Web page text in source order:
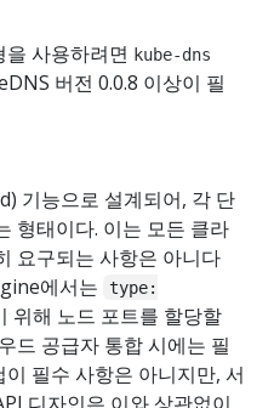
을 사용하려면 kube-dns
버전 0.0.8 이상이 필
기능으로 설계되어, 각 단
형태이다. 이는 모든 클라
요구되는 사항은 아니다
에서는
type:
위해 노드 포트를 할당할
드 공급자 통합 시에는 필
필수 사항은 아니지만, 서